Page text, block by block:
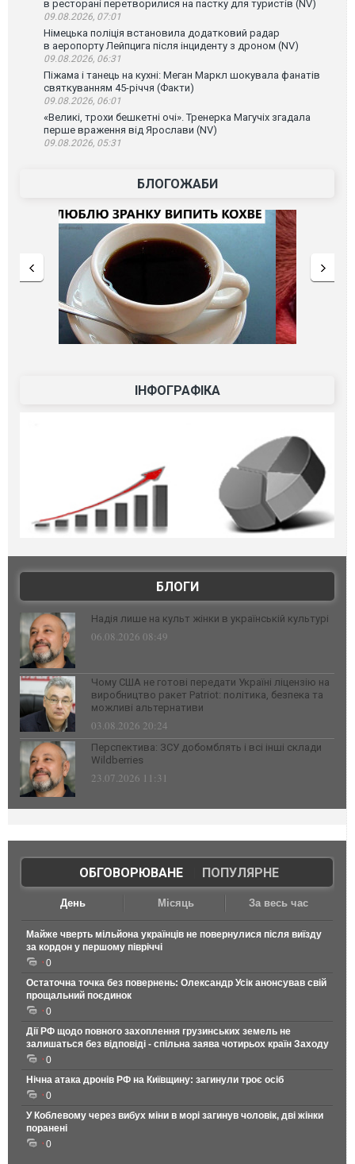
в ресторані перетворилися на пастку для туристів (NV)
09.08.2026, 07:01
Німецька поліція встановила додатковий радар
в аеропорту Лейпцига після інциденту з дроном (NV)
09.08.2026, 06:31
Піжама і танець на кухні: Меган Маркл шокувала фанатів
святкуванням 45-річчя (Факти)
09.08.2026, 06:01
«Великі, трохи бешкетні очі». Тренерка Магучіх згадала
перше враження від Ярослави (NV)
09.08.2026, 05:31
БЛОГОЖАБИ
ІНФОГРАФІКА
БЛОГИ
Надія лише на культ жінки в українській культурі
06.08.2026 08:49
Чому США не готові передати Україні ліцензію на
виробництво ракет Patriot: політика, безпека та
можливі альтернативи
03.08.2026 20:24
Перспектива: ЗСУ добомблять і всі інші склади
Wildberries
23.07.2026 11:31
ОБГОВОРЮВАНЕ| ПОПУЛЯРНЕ
День Місяць За весь час
Майже чверть мільйона українців не повернулися після виїзду
за кордон у першому півріччі
0
Остаточна точка без повернень: Олександр Усік анонсував свій
прощальний поєдинок
0
Дії РФ щодо повного захоплення грузинських земель не
залишаться без відповіді - спільна заява чотирьох країн Заходу
0
Нічна атака дронів РФ на Київщину: загинули троє осіб
0
У Коблевому через вибух міни в морі загинув чоловік, дві жінки
поранені
0